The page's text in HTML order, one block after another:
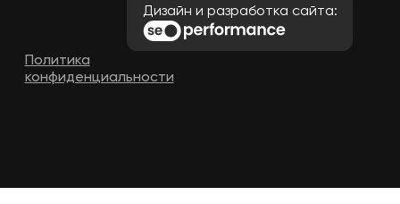
Дизайн и разработка сайта:
Политика
конфиденциальности